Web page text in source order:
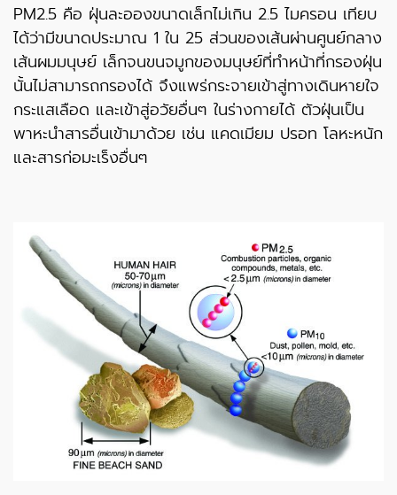
PM2.5 คือ ฝุ่นละอองขนาดเล็กไม่เกิน 2.5 ไมครอน เทียบ
ได้ว่ามีขนาดประมาณ 1 ใน 25 ส่วนของเส้นผ่านศูนย์กลาง
เส้นผมมนุษย์ เล็กจนขนจมูกของมนุษย์ที่ทำหน้าที่กรองฝุ่น
นั้นไม่สามารถกรองได้ จึงแพร่กระจายเข้าสู่ทางเดินหายใจ
กระแสเลือด และเข้าสู่อวัยอื่นๆ ในร่างกายได้ ตัวฝุ่นเป็น
พาหะนำสารอื่นเข้ามาด้วย เช่น แคดเมียม ปรอท โลหะหนัก
และสารก่อมะเร็งอื่นๆ